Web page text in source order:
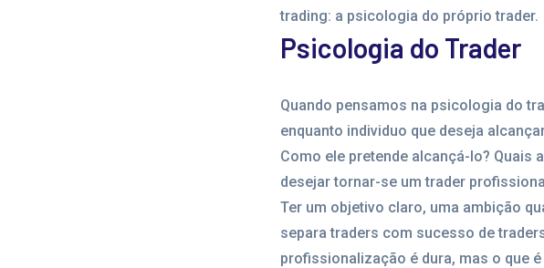
trading: a psicologia do próprio trader.
Psicologia do Trader
Quando pensamos na psicologia do
enquanto individuo que deseja
Como ele pretende alcançá-lo?
desejar tornar-se um trader
Ter um objetivo claro, uma ambição
separa traders com sucesso de
profissionalização é dura, mas o que